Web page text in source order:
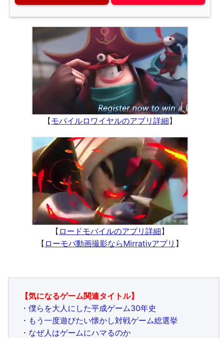
【モバイルロワイヤルのアプリ詳細】
【 ロードモバイルのアプリ詳細】
【 ローモバ動画撮影ならMirrativアプリ 】
【気になるゲーム関連タイトル】
・ 僕らを大人にした平成ゲーム30年史
・ もう一度遊びたい懐かし対戦ゲーム総選挙
・ なぜ人はゲームにハマるのか